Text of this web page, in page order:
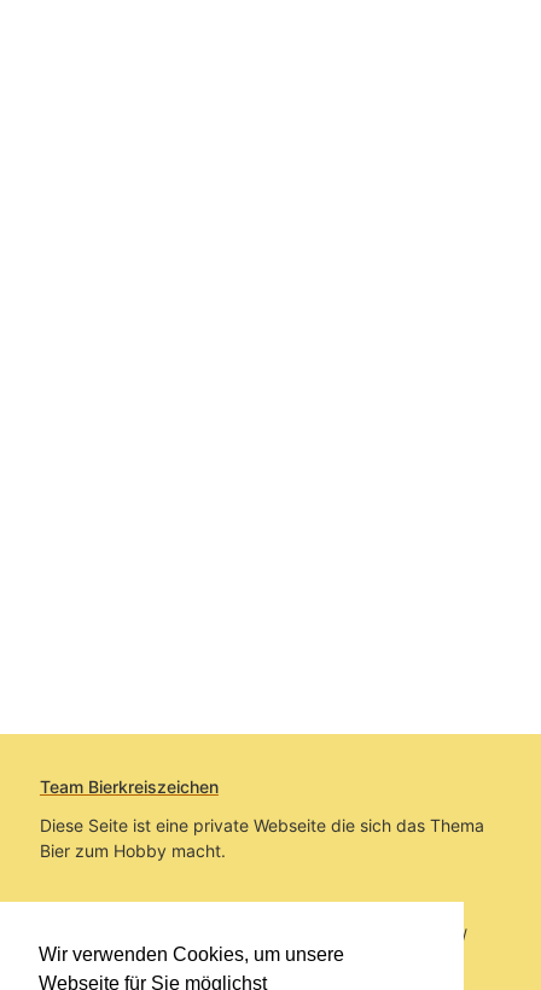
Wir verwenden Cookies, um unsere
Webseite für Sie möglichst
Team Bierkreiszeichen
Diese Seite ist eine private Webseite die sich das Thema
Bier zum Hobby macht.
Sie befinden sich auf https://www.bierkreiszeichen.at/
im Pfad:Bierkreiszeichen/Gesammelte Biere